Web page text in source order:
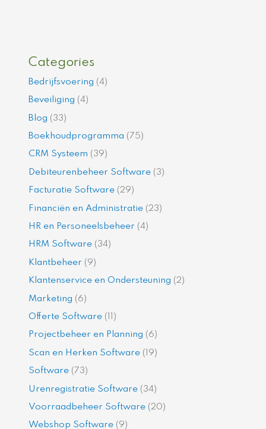
Categories
Bedrijfsvoering (4)
Beveiliging (4)
Blog (33)
Boekhoudprogramma (75)
CRM Systeem (39)
Debiteurenbeheer Software (3)
Facturatie Software (29)
Financiën en Administratie (23)
HR en Personeelsbeheer (4)
HRM Software (34)
Klantbeheer (9)
Klantenservice en Ondersteuning (2)
Marketing (6)
Offerte Software (11)
Projectbeheer en Planning (6)
Scan en Herken Software (19)
Software (73)
Urenregistratie Software (34)
Voorraadbeheer Software (20)
Webshop Software (9)